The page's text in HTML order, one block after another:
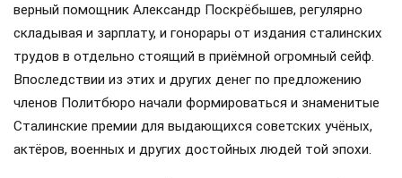
верный помощник Александр Поскрёбышев, регулярно
складывая и зарплату, и гонорары от издания сталинских
трудов в отдельно стоящий в приёмной огромный сейф.
Впоследствии из этих и других денег по предложению
членов Политбюро начали формироваться и знаменитые
Сталинские премии для выдающихся советских учёных,
актёров, военных и других достойных людей той эпохи.